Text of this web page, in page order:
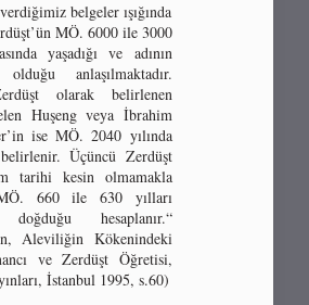
belgeler ışığında
MÖ. 6000 ile 3000
yaşadığı ve adının
olduğu anlaşılmaktadır.
olarak belirlenen
Huşeng veya İbrahim
ise MÖ. 2040 yılında
Üçüncü Zerdüşt
tarihi kesin olmamakla
660 ile 630 yılları
doğduğu hesaplanır.“
Aleviliğin Kökenindeki
ve Zerdüşt Öğretisi,
İstanbul 1995, s.60)